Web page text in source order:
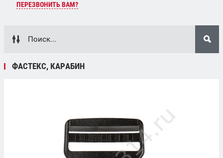
ПЕРЕЗВОНИТЬ ВАМ?
ФАСТЕКС, КАРАБИН